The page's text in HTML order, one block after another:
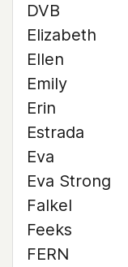
DVB
Elizabeth
Ellen
Emily
Erin
Estrada
Eva
Eva Strong
Falkel
Feeks
FERN